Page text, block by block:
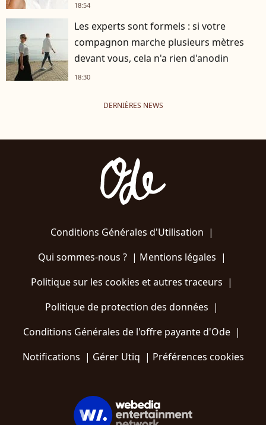
18:54
Les experts sont formels : si votre
compagnon marche plusieurs mètres
devant vous, cela n'a rien d'anodin
18:30
DERNIÈRES NEWS
Conditions Générales d'Utilisation |
Qui sommes-nous ?| Mentions légales |
Politique sur les cookies et autres traceurs |
Politique de protection des données |
Conditions Générales de l'offre payante d'Ode |
Notifications | Gérer Utiq | Préférences cookies